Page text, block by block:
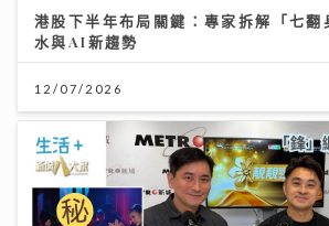
港股下半年布局關鍵：專家拆解「七翻
水與AI新趨勢
12/07/2026